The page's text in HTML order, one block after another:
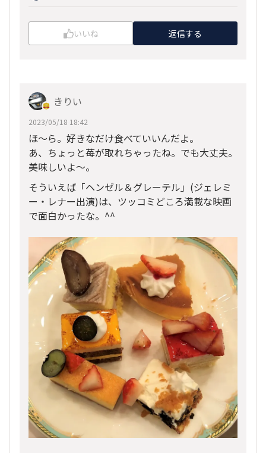
いいね 返信する
きりい
2023/05/18 18:42
ほ～ら。好きなだけ食べていいんだよ。
あ、ちょっと苺が取れちゃったね。でも大丈夫。
美味しいよ～。
そういえば「ヘンゼル＆グレーテル」(ジェレミ
ー・レナー出演)は、ツッコミどころ満載な映画
で面白かったな。^^